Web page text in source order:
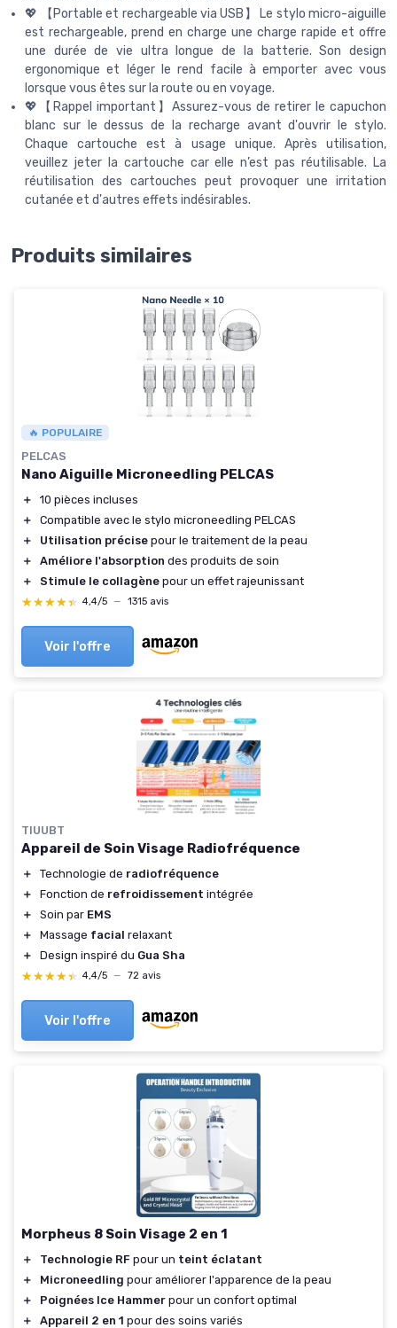
💖 【Portable et rechargeable via USB】 Le stylo micro-aiguille
est rechargeable, prend en charge une charge rapide et offre
une durée de vie ultra longue de la batterie. Son design
ergonomique et léger le rend facile à emporter avec vous
lorsque vous êtes sur la route ou en voyage.
💖【Rappel important】Assurez-vous de retirer le capuchon
blanc sur le dessus de la recharge avant d'ouvrir le stylo.
Chaque cartouche est à usage unique. Après utilisation,
veuillez jeter la cartouche car elle n’est pas réutilisable. La
réutilisation des cartouches peut provoquer une irritation
cutanée et d'autres effets indésirables.
Produits similaires
🔥 POPULAIRE
PELCAS
Nano Aiguille Microneedling PELCAS
＋
10 pièces incluses
＋
Compatible avec le stylo microneedling PELCAS
＋
Utilisation précise pour le traitement de la peau
＋
Améliore l'absorption des produits de soin
＋
Stimule le collagène pour un effet rajeunissant
★★★★★
★★★★★ 4,4/5 — 1315 avis
Voir l'offre
TIUUBT
Appareil de Soin Visage Radiofréquence
＋ Technologie de radiofréquence
＋
Fonction de refroidissement intégrée
＋
Soin par EMS
＋
Massage facial relaxant
＋
Design inspiré du Gua Sha
★★★★★
★★★★★ 4,4/5 — 72 avis
Voir l'offre
Morpheus 8 Soin Visage 2 en 1
＋ Technologie RF pour un teint éclatant
＋
Microneedling pour améliorer l'apparence de la peau
＋
Poignées Ice Hammer pour un confort optimal
＋
Appareil 2 en 1 pour des soins variés